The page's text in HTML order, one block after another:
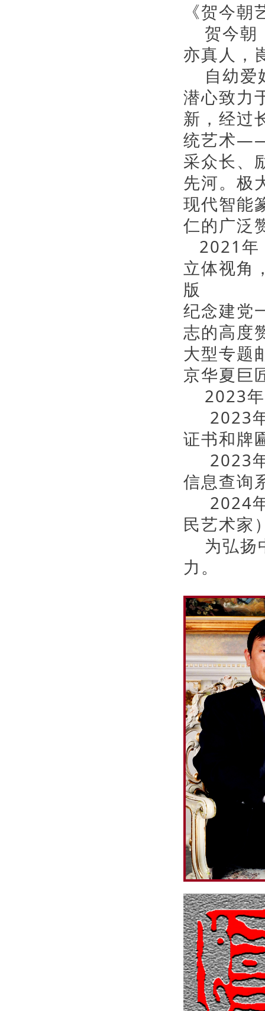
《贺今
贺今朝
亦真人，
自幼爱
潜心致力
新，经过
统艺术——
采众长、
先河。极
现代智能
仁的广泛
2021年
立体视角
版
纪念建党
志的高度
大型专
京华夏巨
2023年
2023年
证书和牌
2023年
信息查询
2024年
民艺术家
为弘扬
力。